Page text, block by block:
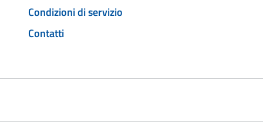
Condizioni di servizio
Contatti